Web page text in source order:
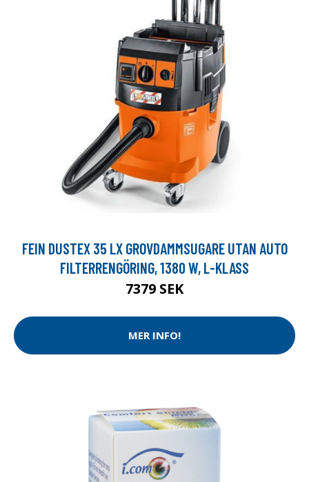
FEIN DUSTEX 35 LX GROVDAMMSUGARE UTAN AUTO
FILTERRENGÖRING, 1380 W, L-KLASS
7379 SEK
MER INFO!